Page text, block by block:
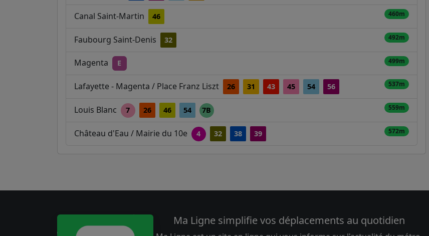
Canal Saint-Martin 46 460m
Faubourg Saint-Denis 32 492m
Magenta E 499m
Lafayette - Magenta / Place Franz Liszt 26 31 43 45 54 56 537m
Louis Blanc 7 26 46 54 7B 559m
Château d'Eau / Mairie du 10e 4 32 38 39 572m
Ma Ligne simplifie vos déplacements au quotidien